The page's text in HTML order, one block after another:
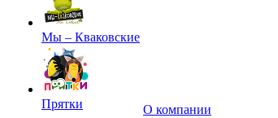
Мы – Кваковские
Прятки
О компании